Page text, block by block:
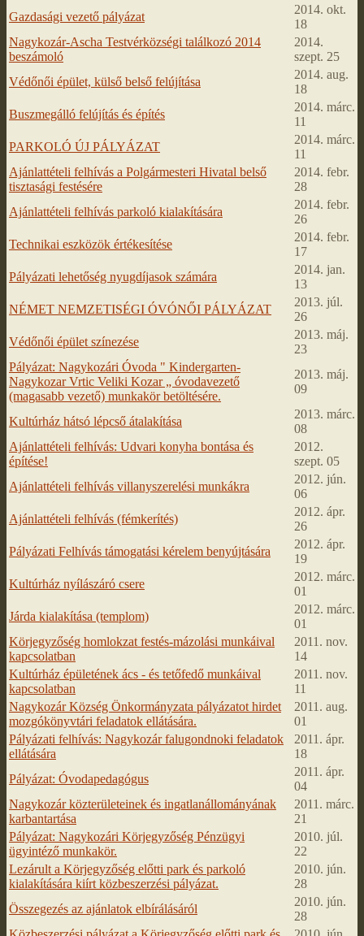
Gazdasági vezető pályázat
2014. okt.
18
Nagykozár-Ascha Testvérközségi találkozó 2014
beszámoló
2014.
szept. 25
Védőnői épület, külső belső felújítása
2014. aug.
18
Buszmegálló felújítás és építés
2014. márc.
11
PARKOLÓ ÚJ PÁLYÁZAT
2014. márc.
11
Ajánlattételi felhívás a Polgármesteri Hivatal belső
tisztasági festésére
2014. febr.
28
Ajánlattételi felhívás parkoló kialakítására
2014. febr.
26
Technikai eszközök értékesítése
2014. febr.
17
Pályázati lehetőség nyugdíjasok számára
2014. jan.
13
NÉMET NEMZETISÉGI ÓVÓNŐI PÁLYÁZAT
2013. júl.
26
Védőnői épület színezése
2013. máj.
23
Pályázat: Nagykozári Óvoda " Kindergarten-
Nagykozar Vrtic Veliki Kozar „ óvodavezető
(magasabb vezető) munkakör betöltésére.
2013. máj.
09
Kultúrház hátsó lépcső átalakítása
2013. márc.
08
Ajánlattételi felhívás: Udvari konyha bontása és
építése!
2012.
szept. 05
Ajánlattételi felhívás villanyszerelési munkákra
2012. jún.
06
Ajánlattételi felhívás (fémkerítés)
2012. ápr.
26
Pályázati Felhívás támogatási kérelem benyújtására
2012. ápr.
19
Kultúrház nyílászáró csere
2012. márc.
01
Járda kialakítása (templom)
2012. márc.
01
Körjegyzőség homlokzat festés-mázolási munkáival
kapcsolatban
2011. nov.
14
Kultúrház épületének ács - és tetőfedő munkáival
kapcsolatban
2011. nov.
11
Nagykozár Község Önkormányzata pályázatot hirdet
mozgókönyvtári feladatok ellátására.
2011. aug.
01
Pályázati felhívás: Nagykozár falugondnoki feladatok
ellátására
2011. ápr.
18
Pályázat: Óvodapedagógus
2011. ápr.
04
Nagykozár közterületeinek és ingatlanállományának
karbantartása
2011. márc.
21
Pályázat: Nagykozári Körjegyzőség Pénzügyi
ügyintéző munkakör.
2010. júl.
22
Lezárult a Körjegyzőség előtti park és parkoló
kialakítására kiírt közbeszerzési pályázat.
2010. jún.
28
Összegezés az ajánlatok elbírálásáról
2010. jún.
28